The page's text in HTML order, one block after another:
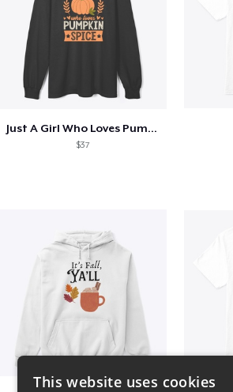
Just A Girl Who Loves Pumpkin Spice
$37
This website uses cookies